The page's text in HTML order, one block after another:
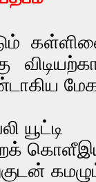
யூட்டி